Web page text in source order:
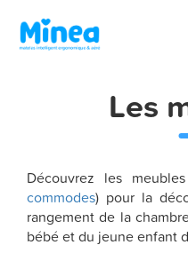
Les
Découvrez les
commodes) pour la
rangement de la
bébé et du jeune enfant